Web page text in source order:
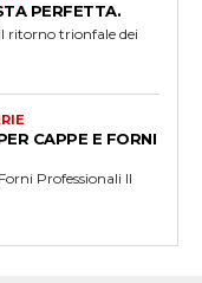
PERFETTA.
ritorno trionfale dei
CAPPE E FORNI
Professionali Il